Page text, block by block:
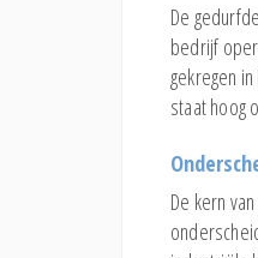
De
bedrijf
gekregen
staat hoog
De kern